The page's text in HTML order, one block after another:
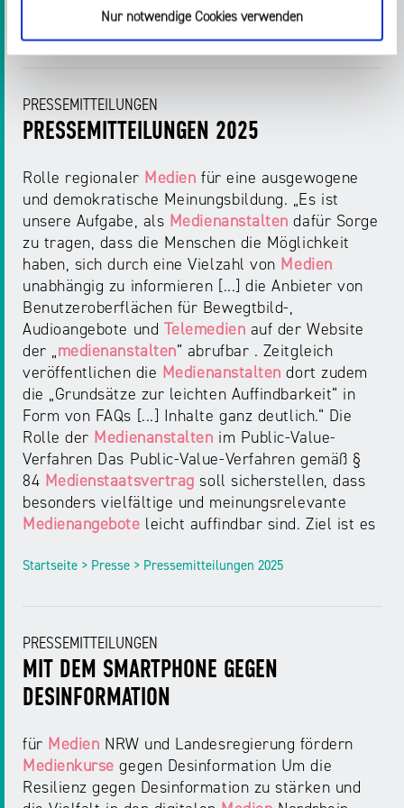
Nur notwendige Cookies verwenden
Startseite > Presse > Pressemitteilungen 2023 > 2023 > August
PRESSEMITTEILUNGEN
PRESSEMITTEILUNGEN 2025
Rolle regionaler Medien für eine ausgewogene
und demokratische Meinungsbildung. „Es ist
unsere Aufgabe, als Medienanstalten dafür Sorge
zu tragen, dass die Menschen die Möglichkeit
haben, sich durch eine Vielzahl von Medien
unabhängig zu informieren [...] die Anbieter von
Benutzeroberflächen für Bewegtbild-,
Audioangebote und Telemedien auf der Website
der „medienanstalten“ abrufbar . Zeitgleich
veröffentlichen die Medienanstalten dort zudem
die „Grundsätze zur leichten Auffindbarkeit“ in
Form von FAQs [...] Inhalte ganz deutlich.“ Die
Rolle der Medienanstalten im Public-Value-
Verfahren Das Public-Value-Verfahren gemäß §
84 Medienstaatsvertrag soll sicherstellen, dass
besonders vielfältige und meinungsrelevante
Medienangebote leicht auffindbar sind. Ziel ist es
Startseite > Presse > Pressemitteilungen 2025
PRESSEMITTEILUNGEN
MIT DEM SMARTPHONE GEGEN
DESINFORMATION
für Medien NRW und Landesregierung fördern
Medienkurse gegen Desinformation Um die
Resilienz gegen Desinformation zu stärken und